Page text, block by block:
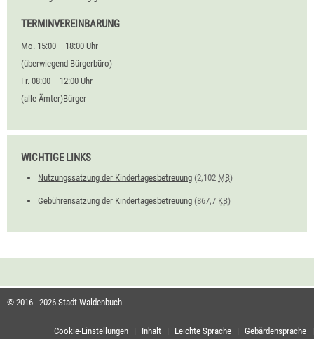
TERMINVEREINBARUNG
Mo. 15:00 – 18:00 Uhr
(überwiegend Bürgerbüro)
Fr. 08:00 – 12:00 Uhr
(alle Ämter)Bürger
WICHTIGE LINKS
Nutzungssatzung der Kindertagesbetreuung (2,102 MB)
Gebührensatzung der Kindertagesbetreuung (867,7 KB)
© 2016 - 2026 Stadt Waldenbuch
Cookie-Einstellungen | Inhalt | Leichte Sprache | Gebärdensprache |